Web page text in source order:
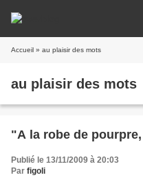
Accueil » au plaisir des mots
au plaisir des mots
"A la robe de
Publié le 13/11/2009 à 20:03
Par figoli